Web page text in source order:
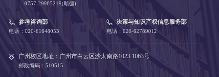
0757-29985219(顺德)
参考咨询部
电话：020-61648053
决策与知识产权信息服务部
电话：020-62789012
广州校区地址：广州市白云区沙太南路1023-1063号
邮政编码：510515